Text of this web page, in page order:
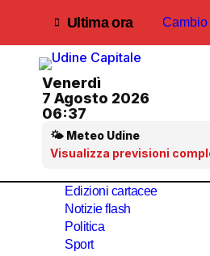
contenuto
Ultima ora Cambio
Venerdì
7 Agosto 2026
06:37
🌤 Meteo Udine
Visualizza previsioni
Edizioni cartacee
Notizie flash
Politica
Sport